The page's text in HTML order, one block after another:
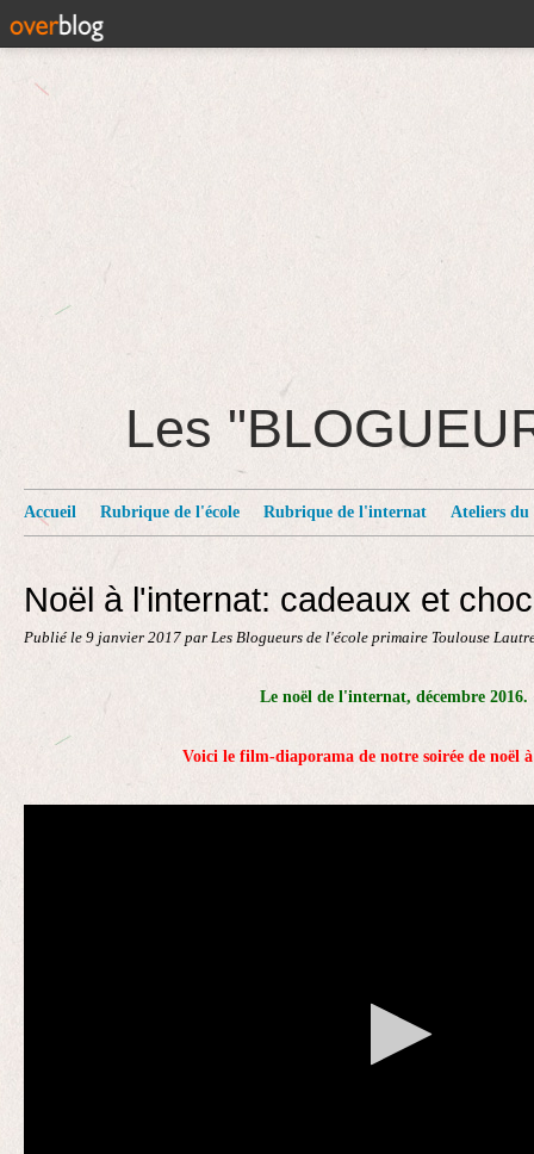
Les
Accueil Rubrique de l'école Rubrique de l'internat Ateliers du
Noël à l'internat: cadeaux et
Publié le 9 janvier 2017 par Les Blogueurs de l'école primaire Toulouse
Le noël de l'internat, décembre 2016.
Voici le film-diaporama de notre soirée de noël